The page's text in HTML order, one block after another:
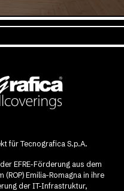
für Tecnografica S.p.A.
EFRE-Förderung aus dem
Emilia-Romagna in ihre
der IT-Infrastruktur,